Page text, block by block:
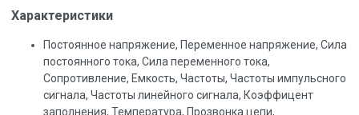
Характеристики
Постоянное напряжение, Переменное напряжение, Сила
постоянного тока, Сила переменного тока,
Сопротивление, Емкость, Частоты, Частоты импульсного
сигнала, Частоты линейного сигнала, Коэффицент
заполнения, Температура, Прозвонка цепи,